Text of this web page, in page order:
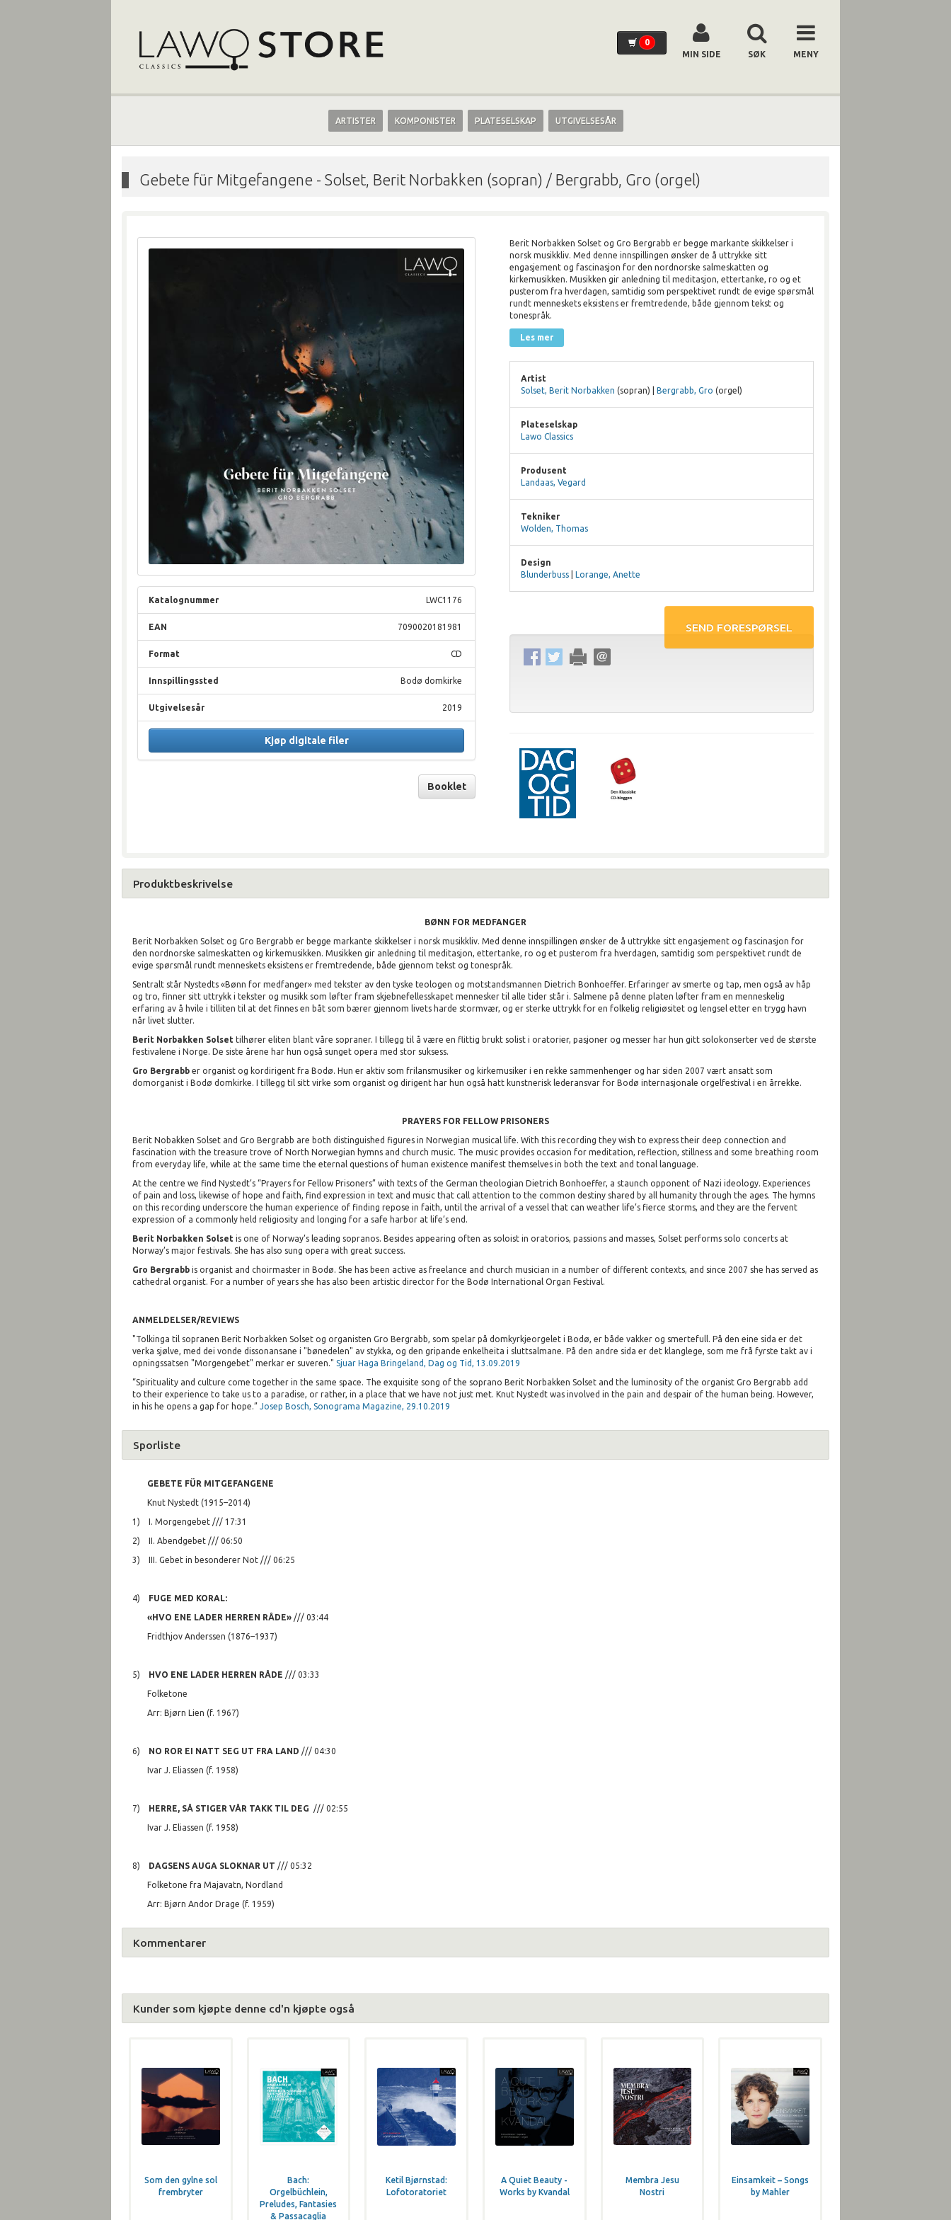
0
MIN SIDE
SØK MENY
ARTISTER KOMPONISTER PLATESELSKAP UTGIVELSESÅR
Gebete für Mitgefangene - Solset, Berit Norbakken (sopran) / Bergrabb, Gro (orgel)
LWC1176
Katalognummer
7090020181981
EAN
CD
Format
Bodø domkirke
Innspillingssted
2019
Utgivelsesår
Kjøp digitale filer
Booklet
Berit Norbakken Solset og Gro Bergrabb er begge markante skikkelser i
norsk musikkliv. Med denne innspillingen ønsker de å uttrykke sitt
engasjement og fascinasjon for den nordnorske salmeskatten og
kirkemusikken. Musikken gir anledning til meditasjon, ettertanke, ro og et
pusterom fra hverdagen, samtidig som perspektivet rundt de evige spørsmål
rundt menneskets eksistens er fremtredende, både gjennom tekst og
tonespråk.
Les mer
Artist
Solset, Berit Norbakken (sopran) | Bergrabb, Gro (orgel)
Plateselskap
Lawo Classics
Produsent
Landaas, Vegard
Tekniker
Wolden, Thomas
Design
Blunderbuss| Lorange, Anette
Produktbeskrivelse
BØNN FOR MEDFANGER
Berit Norbakken Solset og Gro Bergrabb er begge markante skikkelser i norsk musikkliv. Med denne innspillingen ønsker de å uttrykke sitt engasjement og fascinasjon for
den nordnorske salmeskatten og kirkemusikken. Musikken gir anledning til meditasjon, ettertanke, ro og et pusterom fra hverdagen, samtidig som perspektivet rundt de
evige spørsmål rundt menneskets eksistens er fremtredende, både gjennom tekst og tonespråk.
Sentralt står Nystedts «Bønn for medfanger» med tekster av den tyske teologen og motstandsmannen Dietrich Bonhoeffer. Erfaringer av smerte og tap, men også av håp
og tro, finner sitt uttrykk i tekster og musikk som løfter fram skjebnefellesskapet mennesker til alle tider står i. Salmene på denne platen løfter fram en menneskelig
erfaring av å hvile i tilliten til at det finnes en båt som bærer gjennom livets harde stormvær, og er sterke uttrykk for en folkelig religiøsitet og lengsel etter en trygg havn
når livet slutter.
Berit Norbakken Solset tilhører eliten blant våre sopraner. I tillegg til å være en flittig brukt solist i oratorier, pasjoner og messer har hun gitt solokonserter ved de største
festivalene i Norge. De siste årene har hun også sunget opera med stor suksess.
Gro Bergrabb er organist og kordirigent fra Bodø. Hun er aktiv som frilansmusiker og kirkemusiker i en rekke sammenhenger og har siden 2007 vært ansatt som
domorganist i Bodø domkirke. I tillegg til sitt virke som organist og dirigent har hun også hatt kunstnerisk lederansvar for Bodø internasjonale orgelfestival i en årrekke.
PRAYERS FOR FELLOW PRISONERS
Berit Nobakken Solset and Gro Bergrabb are both distinguished figures in Norwegian musical life. With this recording they wish to express their deep connection and
fascination with the treasure trove of North Norwegian hymns and church music. The music provides occasion for meditation, reflection, stillness and some breathing room
from everyday life, while at the same time the eternal questions of human existence manifest themselves in both the text and tonal language.
At the centre we find Nystedt’s “Prayers for Fellow Prisoners” with texts of the German theologian Dietrich Bonhoeffer, a staunch opponent of Nazi ideology. Experiences
of pain and loss, likewise of hope and faith, find expression in text and music that call attention to the common destiny shared by all humanity through the ages. The hymns
on this recording underscore the human experience of finding repose in faith, until the arrival of a vessel that can weather life’s fierce storms, and they are the fervent
expression of a commonly held religiosity and longing for a safe harbor at life’s end.
Berit Norbakken Solset is one of Norway’s leading sopranos. Besides appearing often as soloist in oratorios, passions and masses, Solset performs solo concerts at
Norway’s major festivals. She has also sung opera with great success.
Gro Bergrabb is organist and choirmaster in Bodø. She has been active as freelance and church musician in a number of different contexts, and since 2007 she has served as
cathedral organist. For a number of years she has also been artistic director for the Bodø International Organ Festival.
ANMELDELSER/REVIEWS
"Tolkinga til sopranen Berit Norbakken Solset og organisten Gro Bergrabb, som spelar på domkyrkjeorgelet i Bodø, er både vakker og smertefull. På den eine sida er det
verka sjølve, med dei vonde dissonansane i "bønedelen" av stykka, og den gripande enkelheita i sluttsalmane. På den andre sida er det klanglege, som me frå fyrste takt av i
opningssatsen "Morgengebet" merkar er suveren." Sjuar Haga Bringeland, Dag og Tid, 13.09.2019
“Spirituality and culture come together in the same space. The exquisite song of the soprano Berit Norbakken Solset and the luminosity of the organist Gro Bergrabb add
to their experience to take us to a paradise, or rather, in a place that we have not just met. Knut Nystedt was involved in the pain and despair of the human being. However,
in his he opens a gap for hope.” Josep Bosch, Sonograma Magazine, 29.10.2019
Sporliste
GEBETE FÜR MITGEFANGENE
Knut Nystedt (1915–2014)
1) I. Morgengebet /// 17:31
2) II. Abendgebet /// 06:50
3) III. Gebet in besonderer Not /// 06:25
4) FUGE MED KORAL:
«HVO ENE LADER HERREN RÅDE» /// 03:44
Fridthjov Anderssen (1876–1937)
5) HVO ENE LADER HERREN RÅDE /// 03:33
Folketone
Arr: Bjørn Lien (f. 1967)
6) NO ROR EI NATT SEG UT FRA LAND /// 04:30
Ivar J. Eliassen (f. 1958)
7) HERRE, SÅ STIGER VÅR TAKK TIL DEG /// 02:55
Ivar J. Eliassen (f. 1958)
8) DAGSENS AUGA SLOKNAR UT /// 05:32
Folketone fra Majavatn, Nordland
Arr: Bjørn Andor Drage (f. 1959)
Kommentarer
Kunder som kjøpte denne cd'n kjøpte også
Som den gylne sol
frembryter
Bach:
Orgelbüchlein,
Preludes, Fantasies
& Passacaglia
Ketil Bjørnstad:
Lofotoratoriet
A Quiet Beauty -
Works by Kvandal
Membra Jesu
Nostri
Einsamkeit – Songs
by Mahler